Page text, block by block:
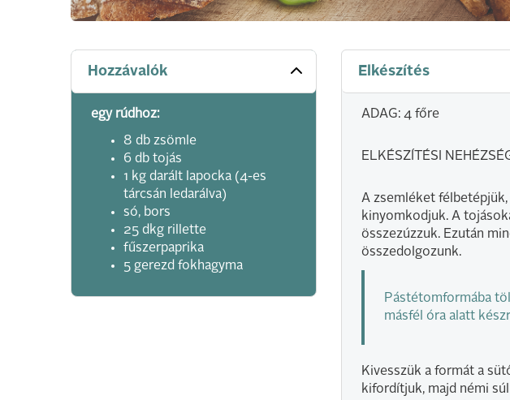
Hozzávalók
egy rúdhoz:
8 db zsömle
6 db tojás
1 kg darált lapocka (4-es
tárcsán ledarálva)
só, bors
25 dkg rillette
fűszerpaprika
5 gerezd fokhagyma
Elkészítés
ADAG: 4 főre
ELKÉSZÍTÉSI
A zsemléket félbetépjük,
kinyomkodjuk. A
összezúzzuk. Ezután
összedolgozunk.
Pástétomformába
másfél óra alatt
Kivesszük a formát a
kifordítjuk, majd némi